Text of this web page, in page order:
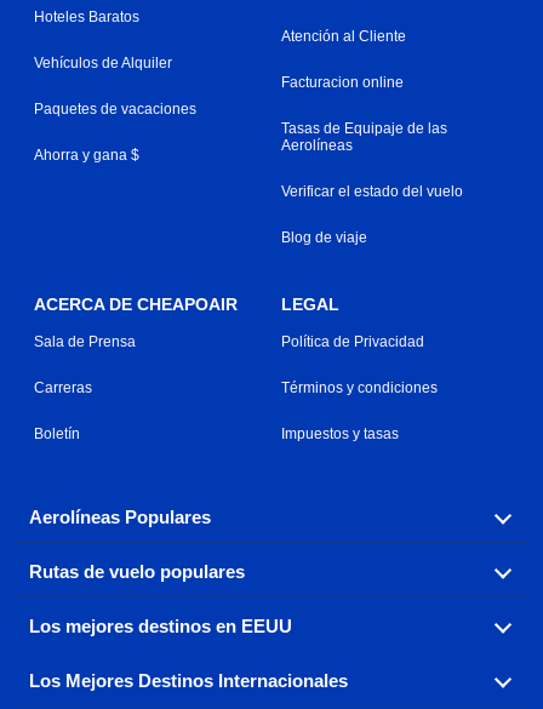
Hoteles Baratos
Vehículos de Alquiler
Paquetes de vacaciones
Ahorra y gana $
Atención al Cliente
Facturacion online
Tasas de Equipaje de las
Aerolíneas
Verificar el estado del vuelo
Blog de viaje
ACERCA DE CHEAPOAIR
Sala de Prensa
Carreras
Boletín
LEGAL
Política de Privacidad
Términos y condiciones
Impuestos y tasas
Aerolíneas Populares
Explora nuestras opciones de tarifas aéreas baratas por
aerolínea, con más de 500 opciones para elegir.
Aeromexico
Air France Alaska Airlines
Rutas de vuelo populares
Reserva una de nuestras rutas de vuelo más populares
con tres sencillos clics.
Los mejores destinos en EEUU
Encuentra boletos de avión baratos a destinos
Los Mejores Destinos Internacionales